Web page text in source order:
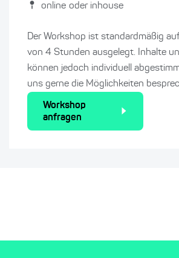
online oder inhouse
Der Workshop ist standardmäßig
von 4 Stunden ausgelegt. Inhalte
können jedoch individuell
uns gerne die Möglichkeiten
Workshop
anfragen